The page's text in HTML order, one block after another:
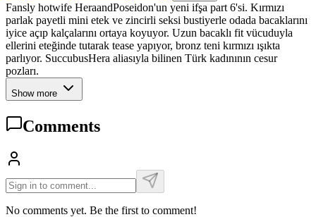
Fansly hotwife HeraandPoseidon'un yeni ifşa part 6'si. Kırmızı
parlak payetli mini etek ve zincirli seksi bustiyerle odada bacaklarını
iyice açıp kalçalarını ortaya koyuyor. Uzun bacaklı fit vücuduyla
ellerini eteğinde tutarak tease yapıyor, bronz teni kırmızı ışıkta
parlıyor. SuccubusHera aliasıyla bilinen Türk kadınının cesur
pozları.
Show more
Comments
No comments yet. Be the first to comment!